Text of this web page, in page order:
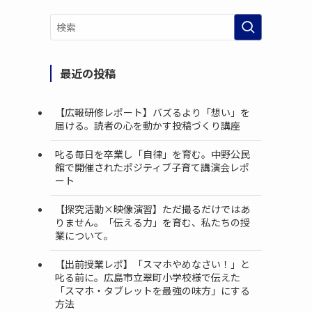
最近の投稿
【広報研修レポート】バズるより「想い」を
届ける。読者の心を動かす投稿づくり講座
叱る毎日を卒業し「自律」を育む。中野公民
館で開催されたポジティブ子育て講演会レポ
ート
【探究活動×映像演習】ただ撮るだけではあ
りません。「伝える力」を育む、私たちの授
業について。
【出前授業レポ】「スマホやめなさい！」と
叱る前に。広島市立翠町小学校様で伝えた
「スマホ・タブレットを最強の味方」にする
方法